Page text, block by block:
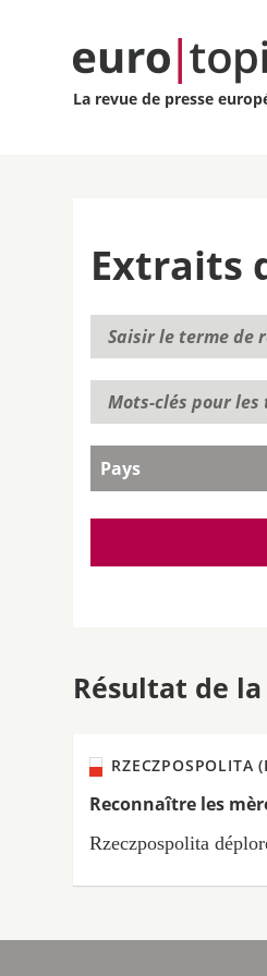
La revue de presse
Extraits
Pays
Résultat de
RZECZPOSPOLITA
Reconnaître les
Rzeczpospolita